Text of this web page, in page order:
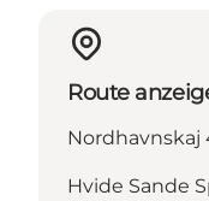
Route
Nordhavnskaj
Hvide Sande